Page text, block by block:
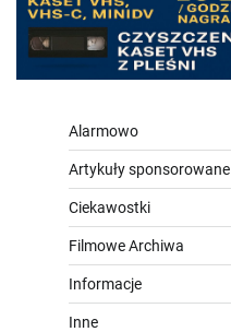
Alarmowo
Artykuły sponsorowane
Ciekawostki
Filmowe Archiwa
Informacje
Inne